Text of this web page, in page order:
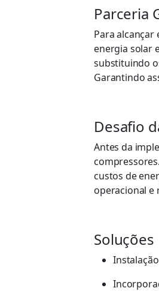
Parceria
Para alcançar
energia solar
substituindo
Garantindo
Desafio
Antes da
custos de
operacional e
Soluções